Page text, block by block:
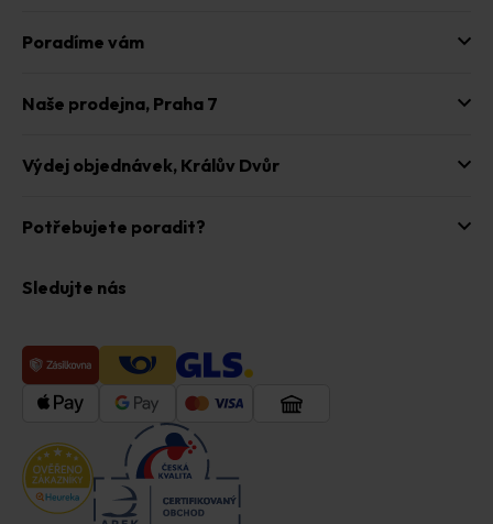
Poradíme vám
Naše prodejna, Praha 7
Výdej objednávek, Králův Dvůr
Potřebujete poradit?
Sledujte nás